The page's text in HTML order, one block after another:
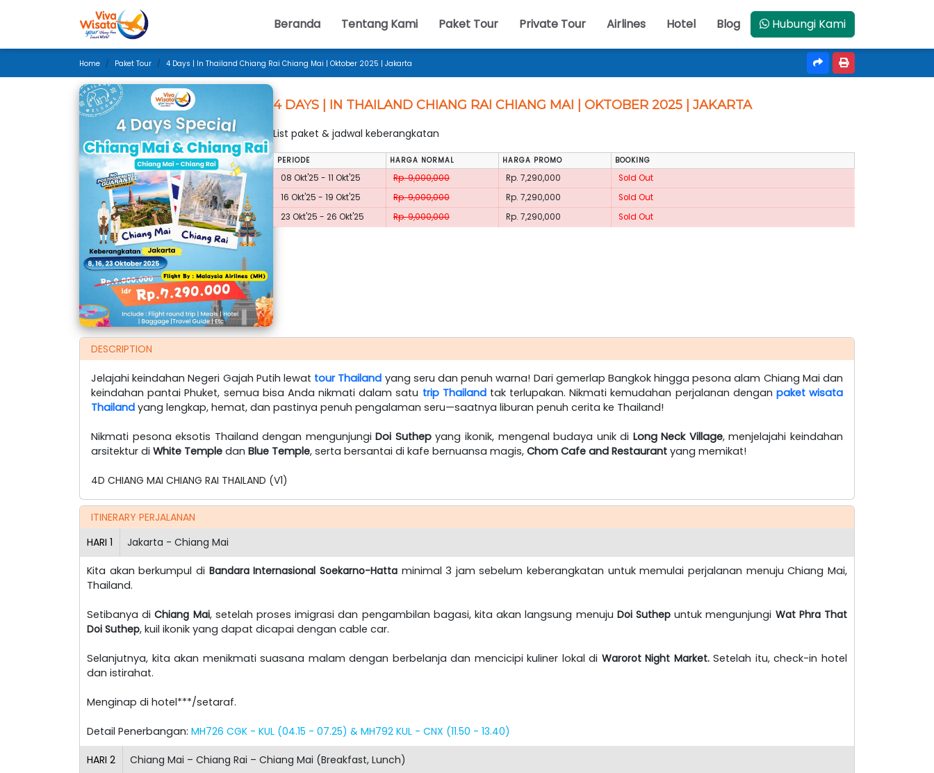
Beranda Tentang Kami Paket Tour Private Tour Airlines Hotel Blog Hubungi Kami
Home Paket Tour 4 Days | In Thailand Chiang Rai Chiang Mai | Oktober 2025 | Jakarta
4 DAYS | IN THAILAND CHIANG RAI CHIANG MAI | OKTOBER 2025 | JAKARTA
List paket & jadwal keberangkatan
PERIODE HARGA NORMAL HARGA PROMO BOOKING
08 Okt'25 - 11 Okt'25 Rp. 9,000,000 Rp. 7,290,000
Sold Out
16 Okt'25 - 19 Okt'25
Rp. 9,000,000 Rp. 7,290,000
Sold Out
23 Okt'25 - 26 Okt'25
Rp. 9,000,000 Rp. 7,290,000 Sold Out
DESCRIPTION
Jelajahi keindahan Negeri Gajah Putih lewat tour Thailand yang seru dan penuh warna! Dari gemerlap Bangkok hingga pesona alam Chiang Mai dan
keindahan pantai Phuket, semua bisa Anda nikmati dalam satu trip Thailandtak terlupakan. Nikmati kemudahan perjalanan dengan paket wisata
Thailand yang lengkap, hemat, dan pastinya penuh pengalaman seru—saatnya liburan penuh cerita ke Thailand!
Nikmati pesona eksotis Thailand dengan mengunjungiDoi Suthepyang ikonik, mengenal budaya unik di Long Neck Village, menjelajahi keindahan
arsitektur di White Temple dan Blue Temple, serta bersantai di kafe bernuansa magis, Chom Cafe and Restaurant yang memikat!
4D CHIANG MAI CHIANG RAI THAILAND (V1)
ITINERARY PERJALANAN
HARI 1 Jakarta - Chiang Mai
Kita akan berkumpul di Bandara Internasional Soekarno-Hatta minimal 3 jam sebelum keberangkatan untuk memulai perjalanan menuju Chiang Mai,
Thailand.
Setibanya diChiang Mai, setelah proses imigrasi dan pengambilan bagasi, kita akan langsung menuju Doi Suthep untuk mengunjungi Wat Phra That
Doi Suthep, kuil ikonik yang dapat dicapai dengan cable car.
Selanjutnya, kita akan menikmati suasana malam dengan berbelanja dan mencicipi kuliner lokal di Warorot Night Market.Setelah itu, check-in hotel
dan istirahat.
Menginap di hotel***/setaraf.
Detail Penerbangan: MH726 CGK - KUL (04.15 - 07.25) & MH792 KUL - CNX (11.50 - 13.40)
HARI 2 Chiang Mai – Chiang Rai – Chiang Mai (Breakfast, Lunch)